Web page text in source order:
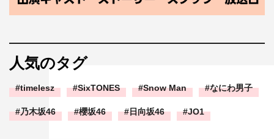
人気のタグ
timelesz SixTONES Snow Man なにわ男子
乃木坂46 櫻坂46 日向坂46 JO1